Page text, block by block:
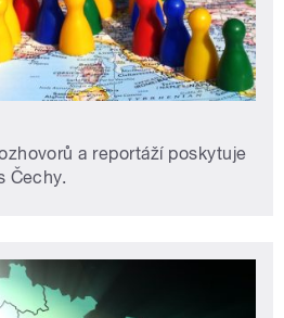
a reportáží poskytuje
Čechy.